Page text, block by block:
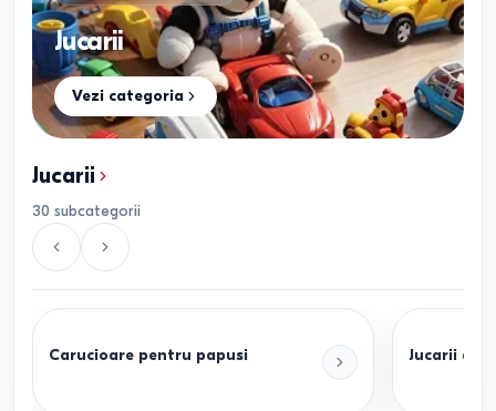
Jucarii
Vezi categoria
Jucarii
30 subcategorii
Carucioare pentru papusi Jucarii de